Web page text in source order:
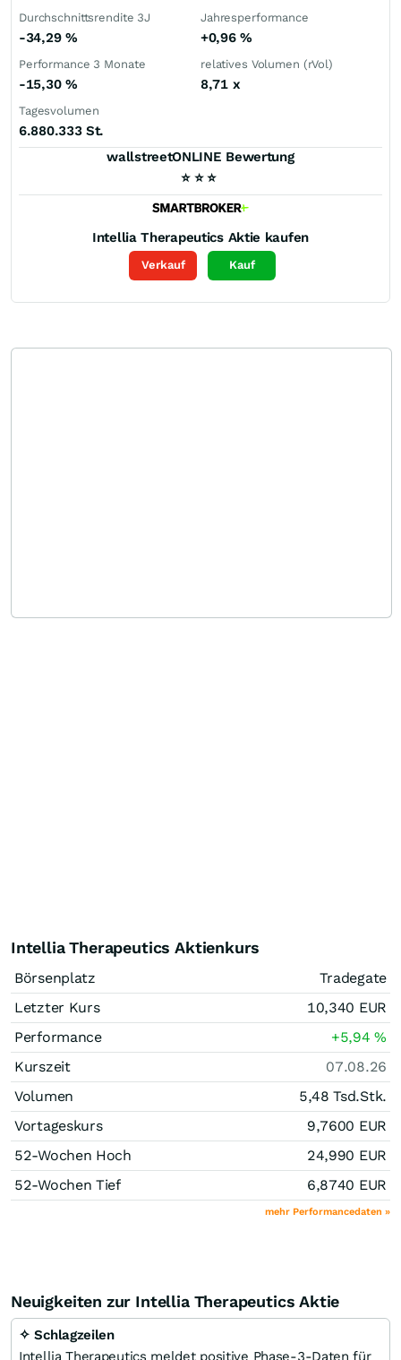
Durchschnittsrendite 3J
-34,29 %
Jahresperformance
+0,96%
Performance 3 Monate
-15,30 %
relatives Volumen (rVol)
8,71 x
Tagesvolumen
6.880.333 St.
wallstreetONLINE Bewertung
⭐ ⭐ ⭐
Intellia Therapeutics Aktie kaufen
Verkauf Kauf
Intellia Therapeutics Aktienkurs
Börsenplatz
Tradegate
Letzter Kurs
10,340 EUR
Performance
+5,94%
Kurszeit
07.08.26
Volumen
5,48 Tsd.Stk.
Vortageskurs
9,7600 EUR
52-Wochen Hoch
24,990 EUR
52-Wochen Tief
6,8740 EUR
mehr Performancedaten »
Neuigkeiten zur Intellia Therapeutics Aktie
✧ Schlagzeilen
Intellia Therapeutics meldet positive Phase-3-Daten für